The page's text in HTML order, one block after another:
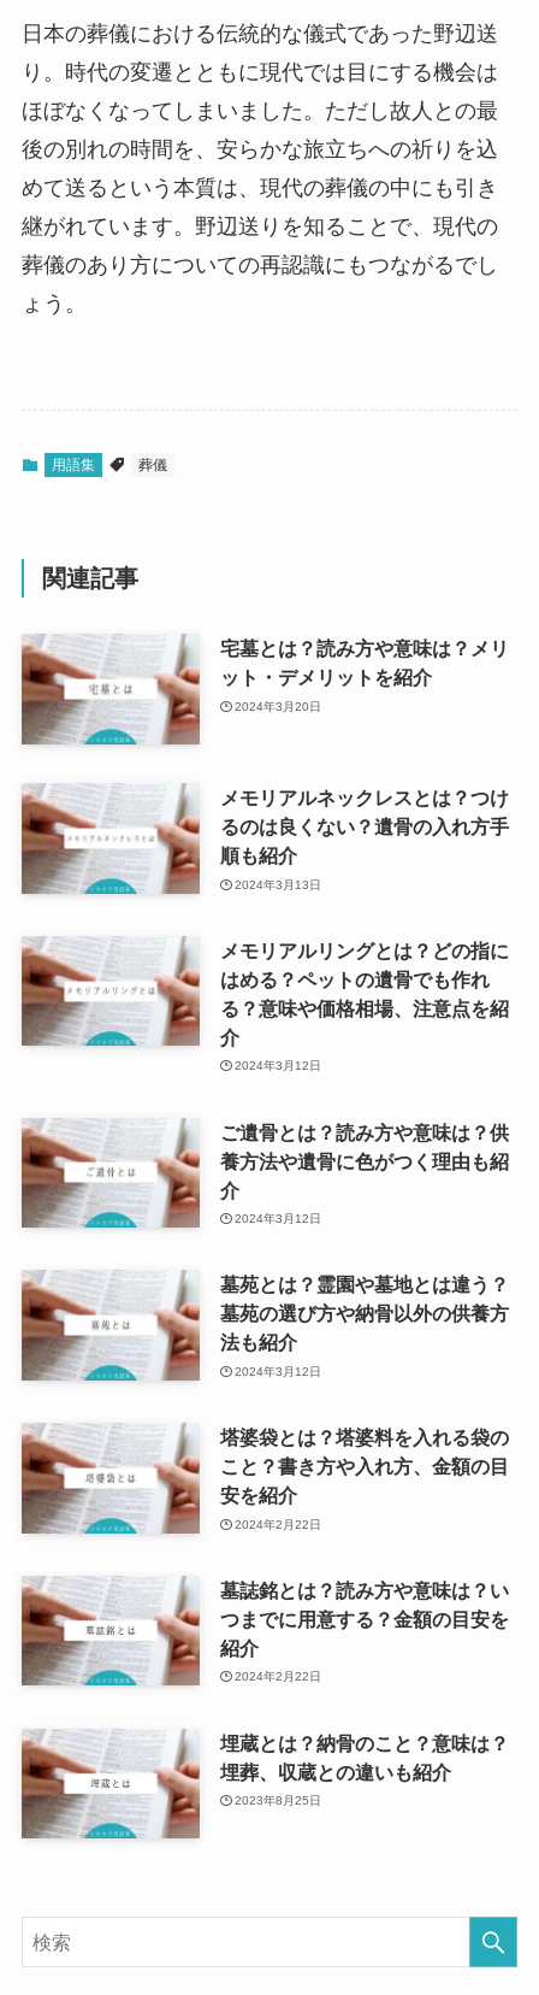
日本の葬儀における伝統的な儀式であった野辺送
り。時代の変遷とともに現代では目にする機会は
ほぼなくなってしまいました。ただし故人との最
後の別れの時間を、安らかな旅立ちへの祈りを込
めて送るという本質は、現代の葬儀の中にも引き
継がれています。野辺送りを知ることで、現代の
葬儀のあり方についての再認識にもつながるでし
ょう。
用語集 葬儀
関連記事
宅墓とは？読み方や意味は？メリ
ット・デメリットを紹介
2024年3月20日
メモリアルネックレスとは？つけ
るのは良くない？遺骨の入れ方手
順も紹介
2024年3月13日
メモリアルリングとは？どの指に
はめる？ペットの遺骨でも作れ
る？意味や価格相場、注意点を紹
介
2024年3月12日
ご遺骨とは？読み方や意味は？供
養方法や遺骨に色がつく理由も紹
介
2024年3月12日
墓苑とは？霊園や墓地とは違う？
墓苑の選び方や納骨以外の供養方
法も紹介
2024年3月12日
塔婆袋とは？塔婆料を入れる袋の
こと？書き方や入れ方、金額の目
安を紹介
2024年2月22日
墓誌銘とは？読み方や意味は？い
つまでに用意する？金額の目安を
紹介
2024年2月22日
埋蔵とは？納骨のこと？意味は？
埋葬、収蔵との違いも紹介
2023年8月25日